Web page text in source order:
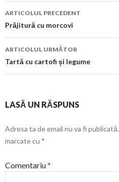
Navigare
în
articol
ARTICOLUL PRECEDENT
Prăjitură cu morcovi
ARTICOLUL URMĂTOR
Tartă cu cartofi și legume
LASĂ UN RĂSPUNS
Adresa ta de email nu va fi publicată.
marcate cu *
Comentariu*